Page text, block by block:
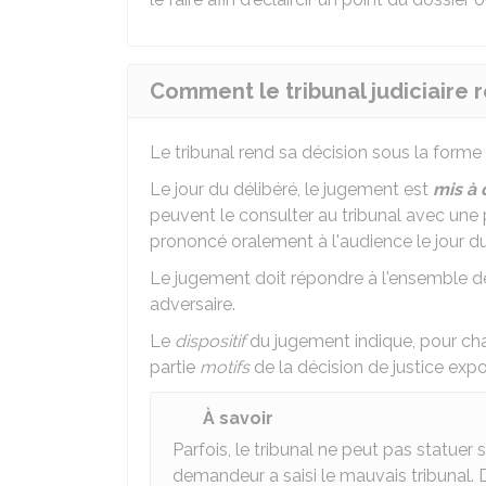
Comment le tribunal judiciaire
Le tribunal rend sa décision sous la
Le jour du délibéré, le jugement est mis à
peuvent le consulter au tribunal avec
prononcé oralement à l'audience le jour
Le jugement doit répondre à l'ensemble
adversaire.
Le dispositifdu jugement indique, pour
partie motifsde la décision de justice
À savoir
Parfois, le tribunal ne peut pas statuer
demandeur a saisi le mauvais tribunal.